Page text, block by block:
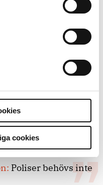
cookies
inte evidenskrav som
höga krav på evidens
göra något alls
Poliser behövs inte